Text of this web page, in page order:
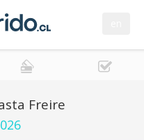
Freire